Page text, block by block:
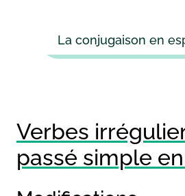
La conjugaison en
Verbes
passé simple